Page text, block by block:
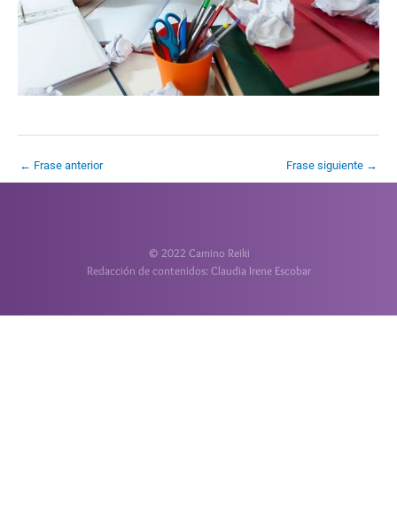
← Frase anterior Frase siguiente →
© 2022 Camino Reiki
Redacción de contenidos: Claudia Irene Escobar